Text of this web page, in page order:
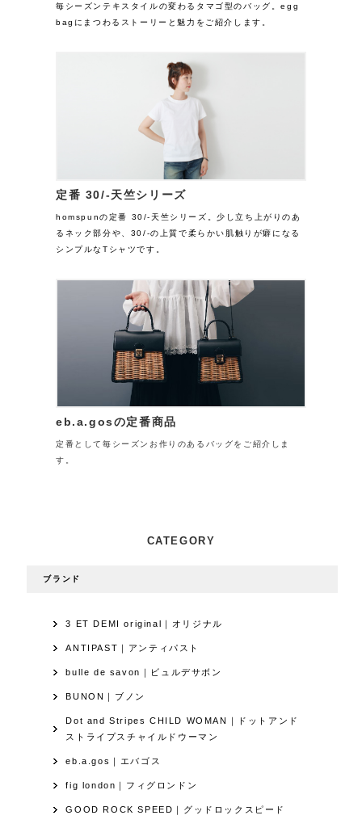
毎シーズンテキスタイルの変わるタマゴ型のバッグ。egg
bagにまつわるストーリーと魅力をご紹介します。
定番 30/-天竺シリーズ
homspunの定番 30/-天竺シリーズ。少し立ち上がりのあ
るネック部分や、30/-の上質で柔らかい肌触りが癖になる
シンプルなTシャツです。
eb.a.gosの定番商品
定番として毎シーズンお作りのあるバッグをご紹介しま
す。
CATEGORY
ブランド
3 ET DEMI original｜オリジナル
ANTIPAST｜アンティパスト
bulle de savon｜ビュルデサボン
BUNON｜ブノン
Dot and Stripes CHILD WOMAN｜ドットアンド
ストライプスチャイルドウーマン
eb.a.gos｜エバゴス
fig london｜フィグロンドン
GOOD ROCK SPEED｜グッドロックスピード